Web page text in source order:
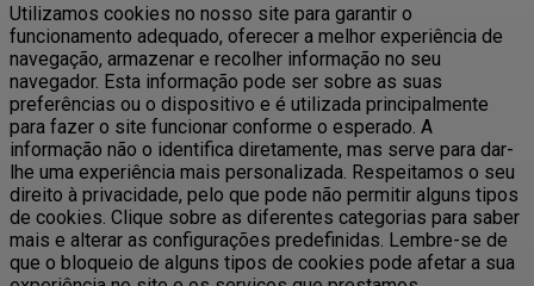
Utilizamos cookies no nosso site para garantir o
funcionamento adequado, oferecer a melhor experiência de
navegação, armazenar e recolher informação no seu
navegador. Esta informação pode ser sobre as suas
preferências ou o dispositivo e é utilizada principalmente
para fazer o site funcionar conforme o esperado. A
informação não o identifica diretamente, mas serve para dar-
lhe uma experiência mais personalizada. Respeitamos o seu
direito à privacidade, pelo que pode não permitir alguns tipos
de cookies. Clique sobre as diferentes categorias para saber
mais e alterar as configurações predefinidas. Lembre-se de
que o bloqueio de alguns tipos de cookies pode afetar a sua